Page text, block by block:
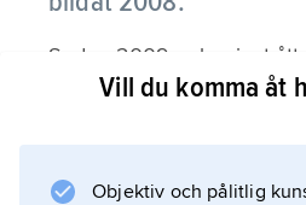
Sedan 2009 och minst
företaget trafiken och det
Vill du komma åt
Objektiv och pålitlig